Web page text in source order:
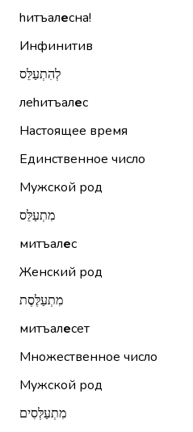
hитъалесна!
Инфинитив
לְהִתְעַלֵּס
леhитъалес
Настоящее время
Единственное число
Мужской род
מִתְעַלֵּס
митъалес
Женский род
מִתְעַלֶּסֶת
митъалесет
Множественное число
Мужской род
מִתְעַלְּסִים